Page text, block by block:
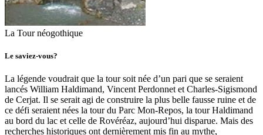
La Tour néogothique
Le saviez-vous?
La légende voudrait que la tour soit née d’un pari que se seraient
lancés William Haldimand, Vincent Perdonnet et Charles-Sigismond
de Cerjat. Il se serait agi de construire la plus belle fausse ruine et de
ce défi seraient nées la tour du Parc Mon-Repos, la tour Haldimand
au bord du lac et celle de Rovéréaz, aujourd’hui disparue. Mais des
recherches historiques ont dernièrement mis fin au mythe,